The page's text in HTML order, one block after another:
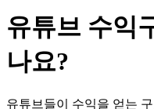
유튜브 수익
나요?
유튜브들이 수익을 얻는